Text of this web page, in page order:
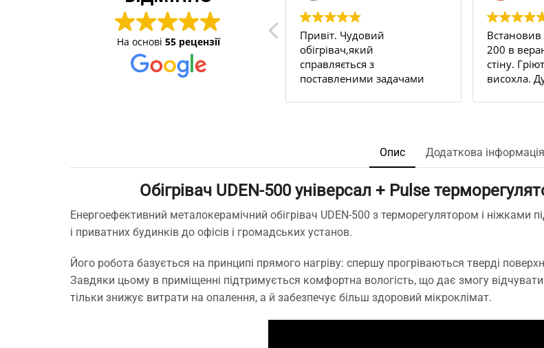
На основі 55 рецензії
Швидко опрацювали
замовлення, приємне
спілкування з
менеджером), на сайті
Привіт. Чудовий
обігрівач,який
справляється з
поставленими задачами
з'являлася пліснява на
шпалерах ,навіть якщо
відбивати їх з усіма
можливими рідинами
проти плісняви.
Знайшли чудо
плінтуси,замовили,попередньо
менеджером по телефону
стосовно к-ті та
термрмодатчиків,відправка
запаковані. Легко
Встановив
200 в
стіну.
висохла.
Опис Додаткова інформація
Обігрівач UDEN-500 універсал + Pulse
Енергоефективний металокерамічний обігрівач UDEN-500 з терморегулятором і ніжками
і приватних будинків до офісів і громадських установ.
Його робота базується на принципі прямого нагріву: спершу прогріваються тверді
Завдяки цьому в приміщенні підтримується комфортна вологість, що дає змогу
тільки знижує витрати на опалення, а й забезпечує більш здоровий мікроклімат.